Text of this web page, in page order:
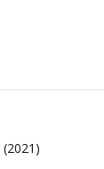
(2021)